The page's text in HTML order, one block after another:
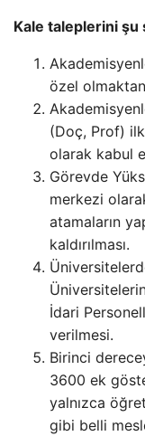
Kale taleplerini şu
özel olmaktan
(Doç, Prof)
olarak kabul
Görevde
merkezi
atamaların
kaldırılması.
İdari
verilmesi.
Birinci
3600 ek
yalnızca
gibi belli